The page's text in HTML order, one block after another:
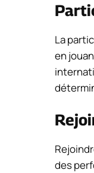
La
en
des